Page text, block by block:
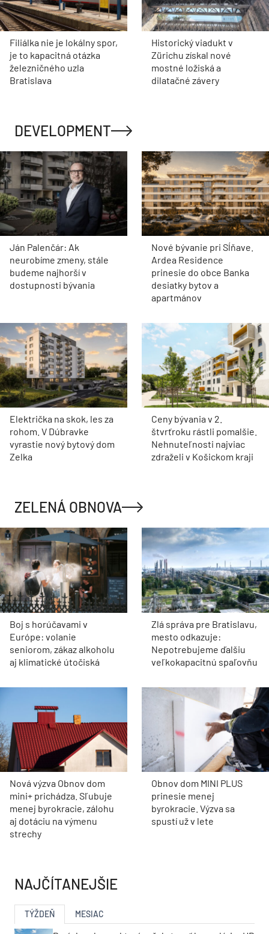
Filiálka nie je lokálny spor,
je to kapacitná otázka
železničného uzla
Bratislava
Historický viadukt v
Zürichu získal nové
mostné ložiská a
dilatačné závery
DEVELOPMENT
Ján Palenčár: Ak
neurobíme zmeny, stále
budeme najhorší v
dostupnosti bývania
Nové bývanie pri Sĺňave.
Ardea Residence
prinesie do obce Banka
desiatky bytov a
apartmánov
Električka na skok, les za
rohom. V Dúbravke
vyrastie nový bytový dom
Zelka
Ceny bývania v 2.
štvrťroku rástli pomalšie.
Nehnuteľnosti najviac
zdraželi v Košickom kraji
ZELENÁ OBNOVA
Boj s horúčavami v
Európe: volanie
seniorom, zákaz alkoholu
aj klimatické útočiská
Zlá správa pre Bratislavu,
mesto odkazuje:
Nepotrebujeme ďalšiu
veľkokapacitnú spaľovňu
Nová výzva Obnov dom
mini+ prichádza. Sľubuje
menej byrokracie, zálohu
aj dotáciu na výmenu
strechy
Obnov dom MINI PLUS
prinesie menej
byrokracie. Výzva sa
spustí už v lete
NAJČÍTANEJŠIE
TÝŽDEŇ MESIAC